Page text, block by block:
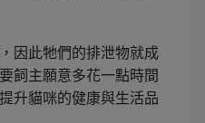
因此牠們的排泄物就成
飼主願意多花一點時間
升貓咪的健康與生活品